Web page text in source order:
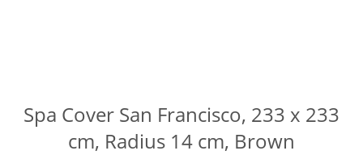
Spa Cover San Francisco, 233 x 233
cm, Radius 14 cm, Brown